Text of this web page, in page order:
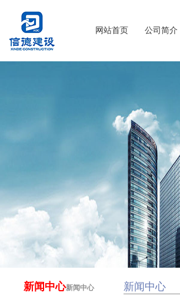
网站首页 公司简介
新闻中心新闻中心 新闻中心